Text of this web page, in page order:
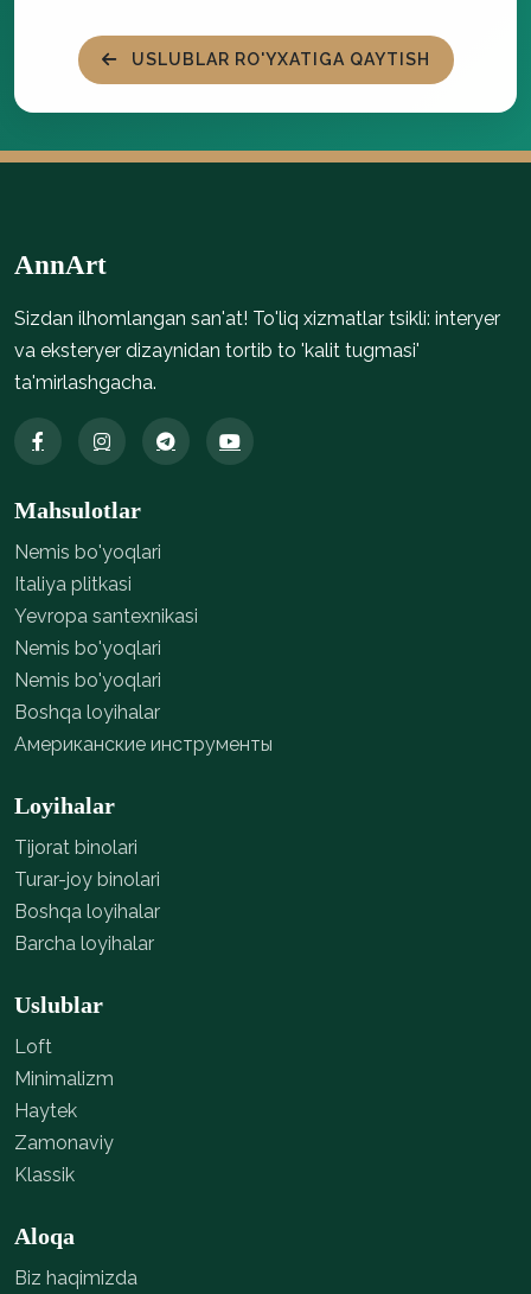
USLUBLAR RO'YXATIGA QAYTISH
AnnArt
Sizdan ilhomlangan san'at! To'liq xizmatlar tsikli: interyer
va eksteryer dizaynidan tortib to 'kalit tugmasi'
ta'mirlashgacha.
Mahsulotlar
Nemis bo'yoqlari
Italiya plitkasi
Yevropa santexnikasi
Nemis bo'yoqlari
Nemis bo'yoqlari
Boshqa loyihalar
Американские инструменты
Loyihalar
Tijorat binolari
Turar-joy binolari
Boshqa loyihalar
Barcha loyihalar
Uslublar
Loft
Minimalizm
Haytek
Zamonaviy
Klassik
Aloqa
Biz haqimizda